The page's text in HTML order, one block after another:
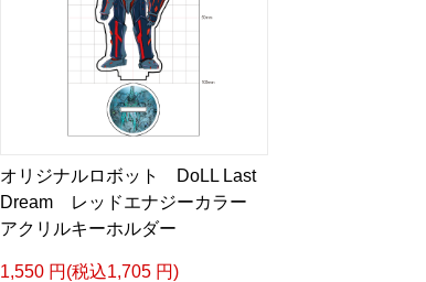
オリジナルロボット DoLL Last
Dream レッドエナジーカラー
アクリルキーホルダー
1,550 円(税込1,705 円)